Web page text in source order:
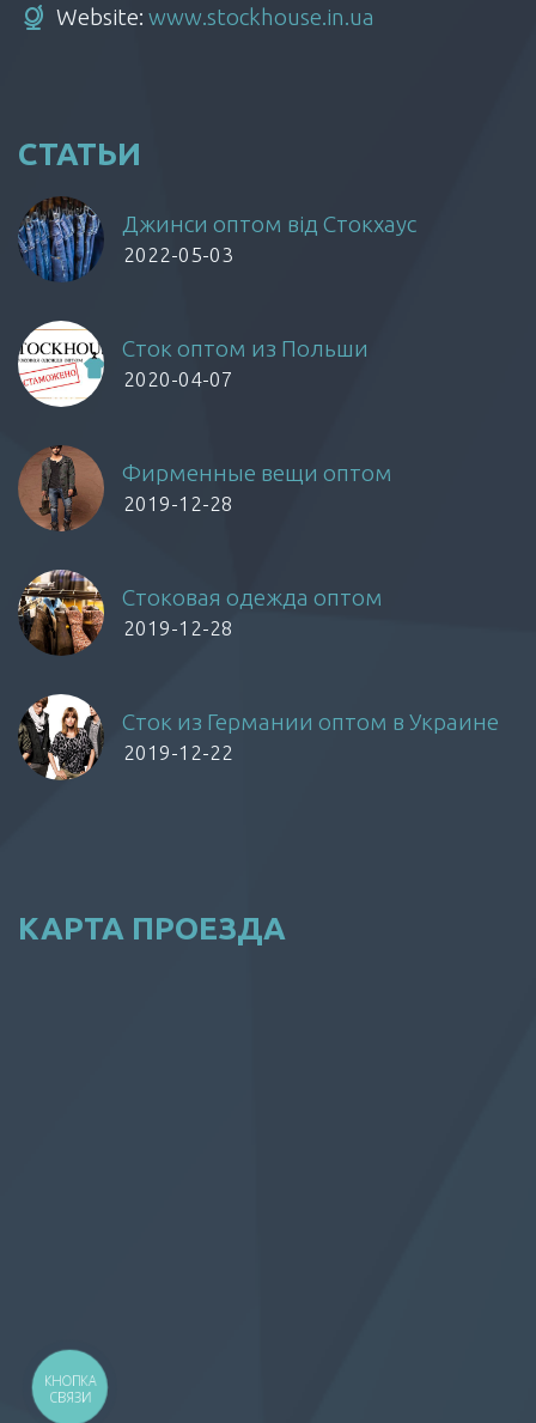
Website: www.stockhouse.in.ua
СТАТЬИ
Джинси оптом від Стокхаус
2022-05-03
Сток оптом из Польши
2020-04-07
Фирменные вещи оптом
2019-12-28
Стоковая одежда оптом
2019-12-28
Сток из Германии оптом в Украине
2019-12-22
КАРТА ПРОЕЗДА
КНОПКА
СВЯЗИ